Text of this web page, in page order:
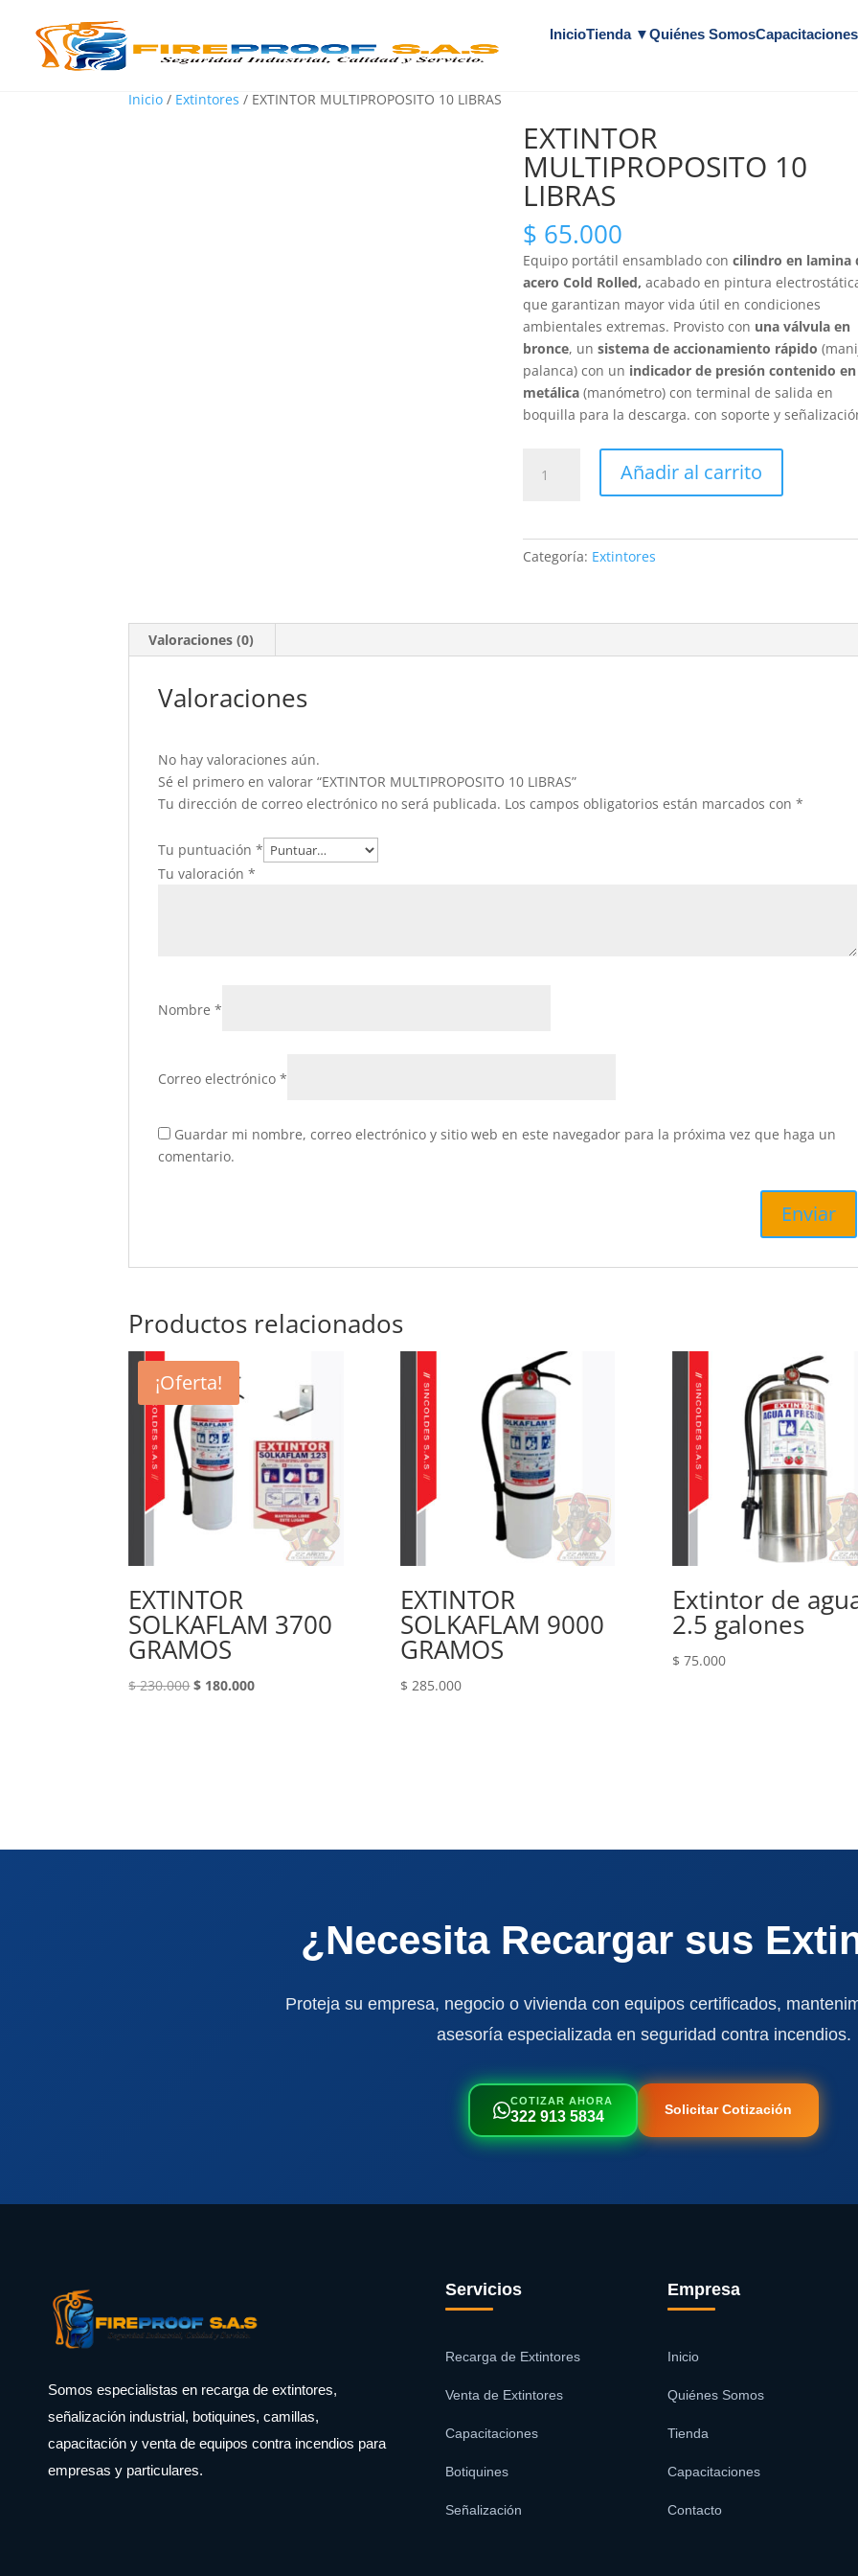
InicioTienda ▼Quiénes Somos
Inicio / Extintores / EXTINTOR MULTIPROPOSITO 10 LIBRAS
EXTINTOR
MULTIPROPOSITO 10
LIBRAS
$ 65.000
Equipo portátil ensamblado concilindro en lamina
acero Cold Rolled, acabado en pintura
que garantizan mayor vida útil en condiciones
ambientales extremas. Provisto con una válvula en
bronce, unsistema de accionamiento rápido
palanca) con un indicador de presión contenido en
metálica (manómetro) con terminal de salida en
boquilla para la descarga. con soporte y
MULTIPROPOSITO
cantidad
Añadir al carrito
Categoría: Extintores
Valoraciones (0)
Valoraciones
No hay valoraciones aún.
Sé el primero en valorar “EXTINTOR MULTIPROPOSITO 10 LIBRAS”
Tu dirección de correo electrónico no será publicada. Los campos obligatorios están marcados con*
Tu puntuación*
Tu valoración*
Nombre*
Correo electrónico*
Guardar mi nombre, correo electrónico y sitio web en este navegador para la próxima vez que haga un
comentario.
Productos relacionados
¡Oferta!
EXTINTOR
SOLKAFLAM 3700
GRAMOS
$230.000Original
$ 180.000Current
EXTINTOR
SOLKAFLAM 9000
GRAMOS
$ 285.000
Extintor de
2.5 galones
$ 75.000
¿Necesita Recargar sus
Proteja su empresa, negocio o vivienda con equipos certificados,
asesoría especializada en seguridad contra incendios.
COTIZAR AHORA
322 913 5834 Solicitar Cotización
Somos especialistas en recarga de extintores,
señalización industrial, botiquines, camillas,
capacitación y venta de equipos contra incendios para
empresas y particulares.
Servicios
Recarga de Extintores
Venta de Extintores
Capacitaciones
Botiquines
Señalización
Empresa
Inicio
Quiénes Somos
Tienda
Capacitaciones
Contacto